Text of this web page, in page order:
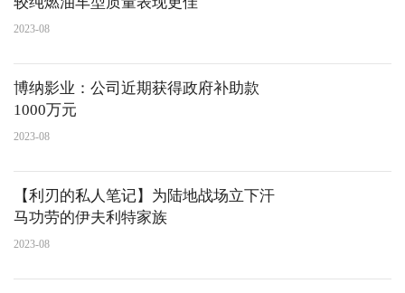
2023-08
博纳影业：公司近期获得政府补助款
1000万元
2023-08
【利刃的私人笔记】为陆地战场立下汗
马功劳的伊夫利特家族
2023-08